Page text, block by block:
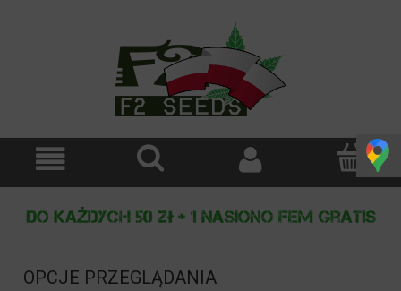
OPCJE PRZEGLĄDANIA